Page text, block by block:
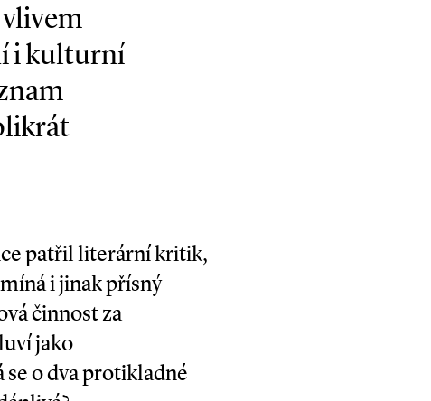
i kulturní
patřil literární kritik,
i jinak přísný
činnost za
jako
o dva protikladné